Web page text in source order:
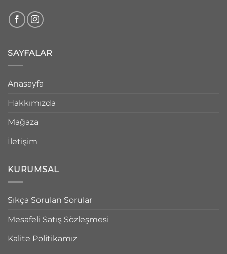
SAYFALAR
Anasayfa
Hakkımızda
Mağaza
İletişim
KURUMSAL
Sıkça Sorulan Sorular
Mesafeli Satış Sözleşmesi
Kalite Politikamız